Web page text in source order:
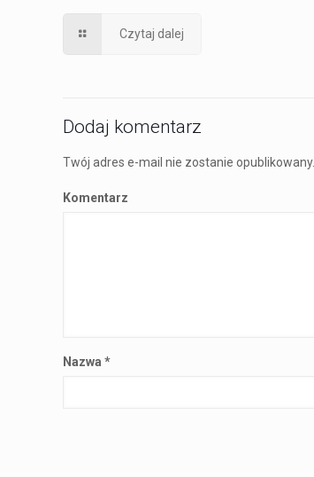
Czytaj dalej
Dodaj komentarz
Twój adres e-mail nie zostanie opublikowany.
Komentarz
Nazwa*